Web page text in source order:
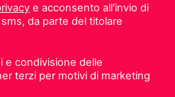
e acconsento all'invio di
da parte del titolare
e condivisione delle
terzi per motivi di marketing